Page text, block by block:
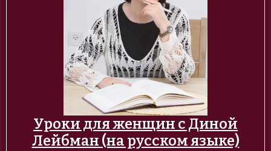
Уроки для женщин с Диной
Лейбман (на русском языке)